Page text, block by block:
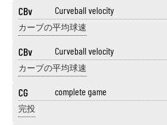
CBv Curveball velocity
カーブの平均球速
CBv Curveball velocity
カーブの平均球速
CG complete game
完投